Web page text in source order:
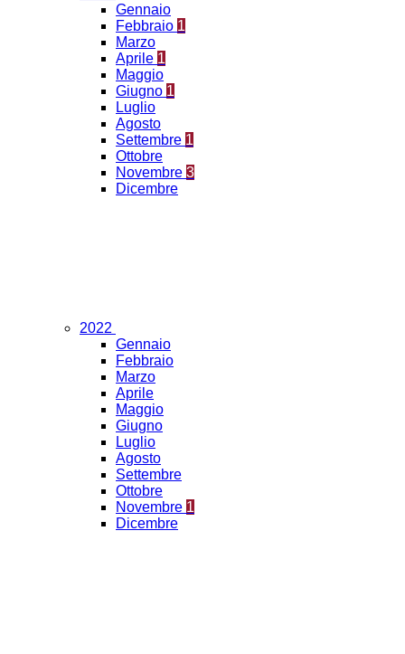
Gennaio
Febbraio 1
Marzo
Aprile 1
Maggio
Giugno 1
Luglio
Agosto
Settembre 1
Ottobre
Novembre 3
Dicembre
2022
Gennaio
Febbraio
Marzo
Aprile
Maggio
Giugno
Luglio
Agosto
Settembre
Ottobre
Novembre 1
Dicembre